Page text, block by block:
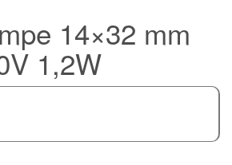
14×32 mm
1,2W